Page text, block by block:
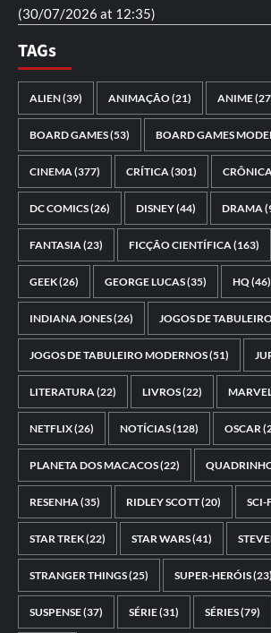
(30/07/2026 at 12:35)
TAGs
ALIEN(39) ANIMAÇÃO(21) ANIME
BOARD GAMES(53) BOARD GAMES
CINEMA(377) CRÍTICA(301)
DC COMICS(26) DISNEY(44) DRAMA
FANTASIA(23) FICÇÃO CIENTÍFICA(163)
GEEK(26) GEORGE LUCAS(35) HQ(46)
INDIANA JONES(26) JOGOS DE
JOGOS DE TABULEIRO MODERNOS(51)
LITERATURA(22) LIVROS(22)
NETFLIX(26) NOTÍCIAS(128) OSCAR
PLANETA DOS MACACOS(22)
RESENHA(35) RIDLEY SCOTT(20) SCI-
STAR TREK(22) STAR WARS(41)
STRANGER THINGS(25) SUPER-HERÓIS(23)
SUSPENSE(37) SÉRIE(31) SÉRIES(79)